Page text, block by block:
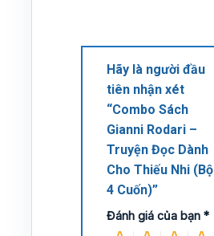
Hãy là người đầu
tiên nhận xét
“Combo Sách
Gianni Rodari –
Truyện Đọc Dành
Cho Thiếu Nhi (Bộ
4 Cuốn)”
Đánh giá của bạn *